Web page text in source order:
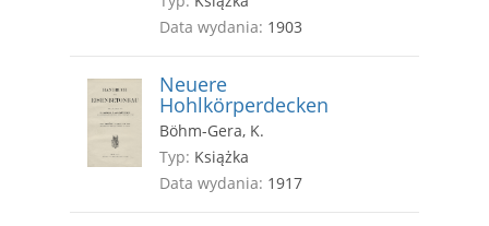
Data wydania: 1903
Neuere
Hohlkörperdecken
Böhm-Gera, K.
Typ: Książka
Data wydania: 1917